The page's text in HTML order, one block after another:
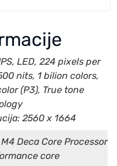
LED, 224 pixels per
nits, 1 bilion colors,
(P3), True tone
2560 x 1664
Deca Core Processor
core